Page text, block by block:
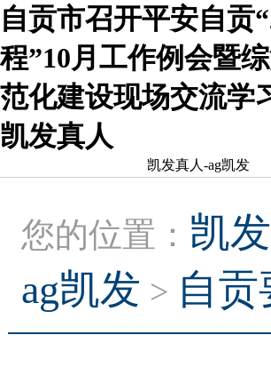
自贡市召开平安自贡
程”10月工作例会暨
范化建设现场交流学
凯发真人
凯发真人-ag凯发
您的位置： 凯
ag凯发 > 自贡